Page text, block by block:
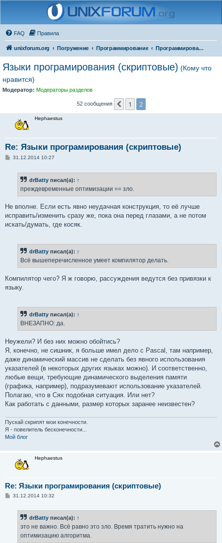
FAQ Правила
unixforum.org Погружение Программирование Программирование для начинающих
Языки програмирования (скриптовые) (Кому что
нравится)
Модератор: Модераторы разделов
52 сообщения Пред.
1 2
Hephaestus
Re: Языки програмирования (скриптовые)
С
е
31.12.2014 10:27
drBatty писал(а): ↑
преждевременные оптимизации == зло.
Не вполне. Если есть явно неудачная конструкция, то её лучше
исправить/изменить сразу же, пока она перед глазами, а не потом
искать/думать, где косяк.
drBatty писал(а): ↑
Всё вышеперечисленное умеет компилятор делать.
Компилятор чего? Я ж говорю, рассуждения ведутся без привязки к
языку.
drBatty писал(а): ↑
ВНЕЗАПНО: да.
Неужели? И без них можно обойтись?
Я, конечно, не сишник, я больше имел дело с Pascal, там например,
даже динамический массив не сделать без явного использования
указателей (в некоторых других языках можно). И соответственно,
любые вещи, требующие динамического выделения памяти
(графика, например), подразумевают использование указателей.
Полагаю, что в Сях подобная ситуация. Или нет?
Как работать с данными, размер которых заранее неизвестен?
Пускай скрипят мои конечности.
Я - повелитель бесконечности...
Мой блог
Hephaestus
Re: Языки програмирования (скриптовые)
С31.12.2014 10:32
drBatty писал(а): ↑
это не важно. Всё равно это зло. Время тратить нужно на
оптимизацию алгоритма.